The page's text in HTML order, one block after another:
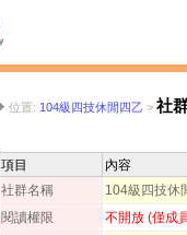
位置: 104級四技休閒四乙 > 社
項目
內容
社群名稱
104級四技休
閱讀權限
不開放 (僅成